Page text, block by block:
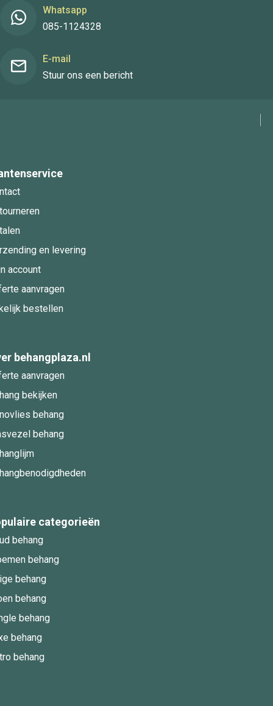
Whatsapp
085-1124328
E-mail
Stuur ons een bericht
en levering
account
aanvragen
bestellen
behangplaza.nl
aanvragen
bekijken
behang
behang
categorieën
behang
behang
behang
behang
behang
behang
behang